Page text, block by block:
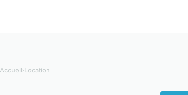
Accueil›Location